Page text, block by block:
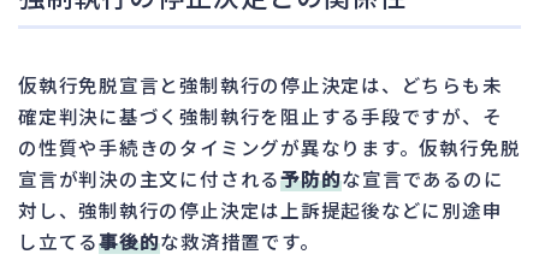
仮執行免脱宣言と強制執行の停止決定は、どちらも未
確定判決に基づく強制執行を阻止する手段ですが、そ
の性質や手続きのタイミングが異なります。仮執行免脱
宣言が判決の主文に付される予防的な宣言であるのに
対し、強制執行の停止決定は上訴提起後などに別途申
し立てる事後的な救済措置です。